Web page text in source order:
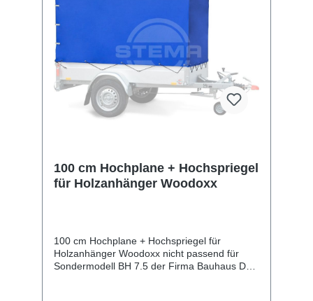
100 cm Hochplane + Hochspriegel
für Holzanhänger Woodoxx
100 cm Hochplane + Hochspriegel für
Holzanhänger Woodoxx nicht passend für
Sondermodell BH 7.5 der Firma Bauhaus Das